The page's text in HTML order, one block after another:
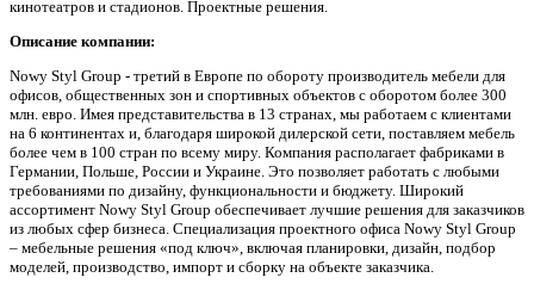
кинотеатров и стадионов. Проектные решения.
Описание компании:
Nowy Styl Group - третий в Европе по обороту производитель мебели для
офисов, общественных зон и спортивных объектов с оборотом более 300
млн. евро. Имея представительства в 13 странах, мы работаем с клиентами
на 6 континентах и, благодаря широкой дилерской сети, поставляем мебель
более чем в 100 стран по всему миру. Компания располагает фабриками в
Германии, Польше, России и Украине. Это позволяет работать с любыми
требованиями по дизайну, функциональности и бюджету. Широкий
ассортимент Nowy Styl Group обеспечивает лучшие решения для заказчиков
из любых сфер бизнеса. Специализация проектного офиса Nowy Styl Group
– мебельные решения «под ключ», включая планировки, дизайн, подбор
моделей, производство, импорт и сборку на объекте заказчика.